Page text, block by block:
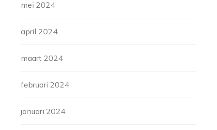
mei 2024
april 2024
maart 2024
februari 2024
januari 2024